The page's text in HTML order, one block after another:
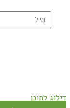
דילוג לתוכן